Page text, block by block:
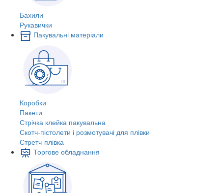
Бахили
Рукавички
Пакувальні матеріали
Коробки
Пакети
Стрічка клейка пакувальна
Скотч-пістолети і розмотувачі для плівки
Стретч-плівка
Торгове обладнання